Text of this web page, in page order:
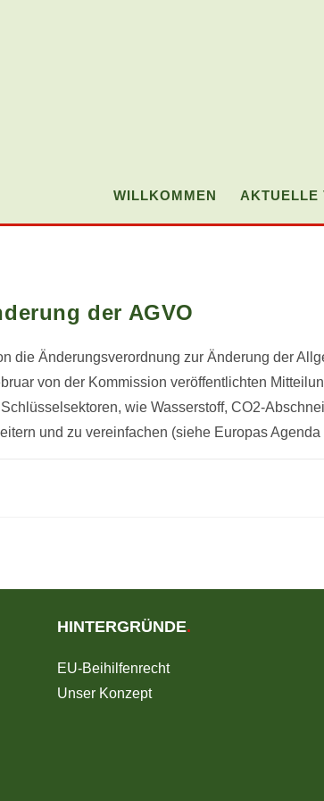
WILLKOMMEN AKTUELLE
der AGVO
die Änderungsverordnung zur Änderung der
von der Kommission veröffentlichten
wie Wasserstoff, CO2-
und zu vereinfachen (siehe Europas
HINTERGRÜNDE.
EU-Beihilfenrecht
Unser Konzept